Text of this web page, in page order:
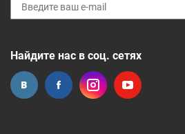
Найдите нас в соц. сетях